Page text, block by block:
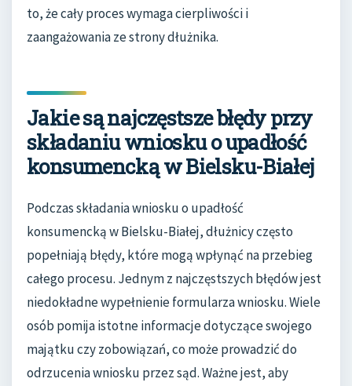
to, że cały proces wymaga cierpliwości i
zaangażowania ze strony dłużnika.
Jakie są najczęstsze błędy przy
składaniu wniosku o upadłość
konsumencką w Bielsku-Białej
Podczas składania wniosku o upadłość
konsumencką w Bielsku-Białej, dłużnicy często
popełniają błędy, które mogą wpłynąć na przebieg
całego procesu. Jednym z najczęstszych błędów jest
niedokładne wypełnienie formularza wniosku. Wiele
osób pomija istotne informacje dotyczące swojego
majątku czy zobowiązań, co może prowadzić do
odrzucenia wniosku przez sąd. Ważne jest, aby